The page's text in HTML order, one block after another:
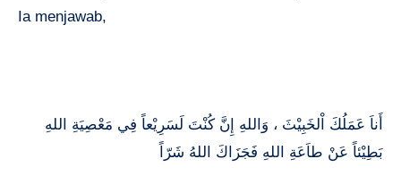
Ia menjawab,
أَناَ عَمَلُكَ اْلخَبِيْثَ ، وَاللهِ إِنَّ كُنْتَ لَسَرِيْعاً فِي مَعْصِيَةِ اللهِ
بَطِيْئاً عَنْ طاَعَةِ اللهِ فَجَزَاكَ اللهُ شَرّاً